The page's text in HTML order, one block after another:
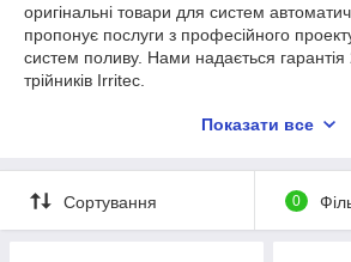
оригінальні товари для систем
пропонує послуги з професійного
систем поливу. Нами надається гарантія
трійників Irritec.
поливу можна:
онлайн через Корзину на сайті з
Показати все
Сортування 0